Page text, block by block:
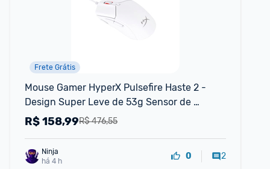
Frete Grátis
Mouse Gamer HyperX Pulsefire Haste 2 -
Design Super Leve de 53g Sensor de
precisão HyperX 26K Até 26000 DPI
R$ 476,55
R$158,99
há 4 h
0 2